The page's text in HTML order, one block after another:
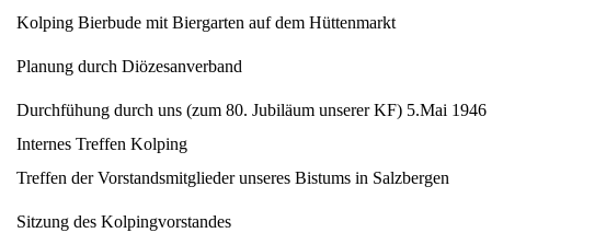
Kolping Bierbude mit Biergarten auf dem Hüttenmarkt
Planung durch Diözesanverband
Durchfühung durch uns (zum 80. Jubiläum unserer KF) 5.Mai 1946
Internes Treffen Kolping
Treffen der Vorstandsmitglieder unseres Bistums in Salzbergen
Sitzung des Kolpingvorstandes